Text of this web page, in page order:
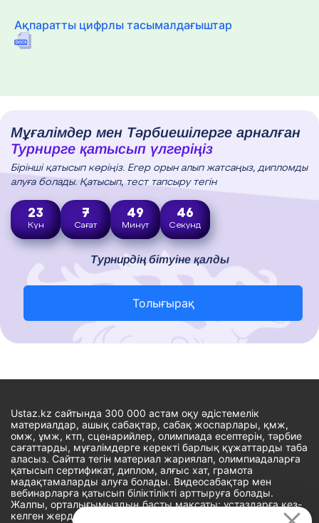
Ақпаратты цифрлы тасымалдағыштар
Мұғалімдер мен Тәрбиешілерге арналған
Турнирге қатысып үлгеріңіз
Бірінші қатысып көріңіз. Егер орын алып жатсаңыз, дипломды
алуға болады. Қатысып, тест тапсыру тегін
23
Күн
7
Сағат
49
Минут
45
Секунд
Турнирдің бітуіне қалды
Толығырақ
Ustaz.kz сайтында 300 000 астам оқу әдістемелік
материалдар, ашық сабақтар, сабақ жоспарлары, қмж,
омж, ұмж, ктп, сценарийлер, олимпиада есептерін, тәрбие
сағаттарды, мұғалімдерге керекті барлық құжаттарды таба
аласыз. Сайтта тегін материал жариялап, олимпиадаларға
қатысып сертификат, диплом, алғыс хат, грамота
мадақтамаларды алуға болады. Видеосабақтар мен
вебинарларға қатысып біліктілікті арттыруға болады.
Жалпы, орталығымыздың басты мақсаты: ұстаздарға кез-
келген жерде, кез-келген уақытта білім алуына мүмкіндік